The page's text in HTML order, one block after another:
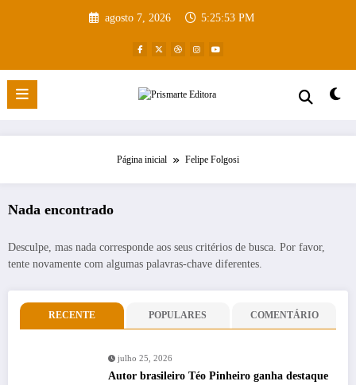
agosto 7, 2026 5:25:53 PM
Página inicial Felipe Folgosi
Nada encontrado
Desculpe, mas nada corresponde aos seus critérios de busca. Por favor,
tente novamente com algumas palavras-chave diferentes.
RECENTE POPULARES COMENTÁRIO
julho 25, 2026
Autor brasileiro Téo Pinheiro ganha destaque